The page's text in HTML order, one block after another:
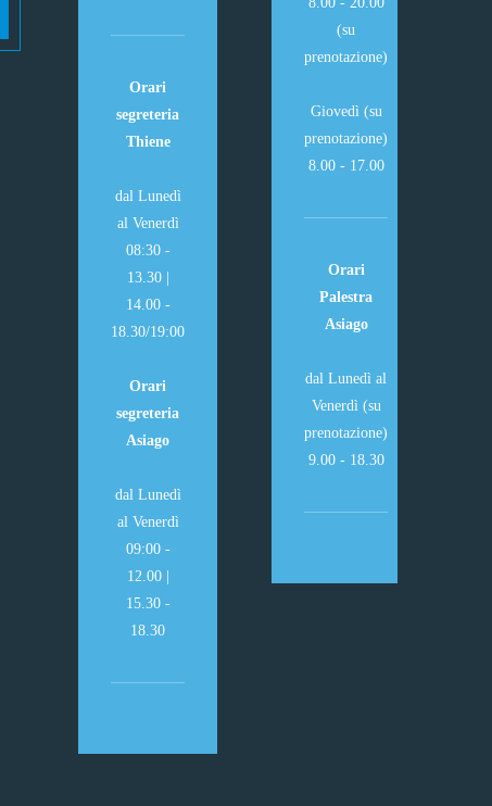
Orari
segreteria
Thiene
dal Lunedì
al Venerdì
08:30 -
13.30 |
14.00 -
18.30/19:00
Orari
segreteria
Asiago
dal Lunedì
al Venerdì
09:00 -
12.00 |
15.30 -
18.30
(su
prenotazione)
Giovedì (su
prenotazione)
8.00 - 17.00
Orari
Palestra
Asiago
dal Lunedì al
Venerdì (su
prenotazione)
9.00 - 18.30